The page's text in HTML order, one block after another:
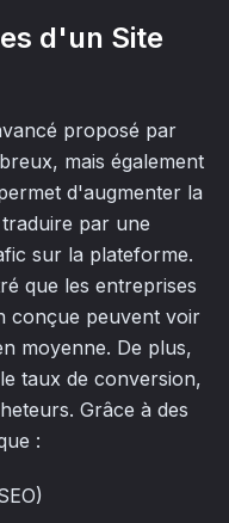
d'un Site
proposé par
mais également
d'augmenter la
par une
sur la plateforme.
que les entreprises
conçue peuvent voir
moyenne. De plus,
taux de conversion,
Grâce à des
: